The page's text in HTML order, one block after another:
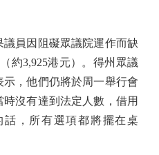
員因阻礙眾議院運作而缺
約3,925港元）。得州眾議
，他們仍將於周一舉行會
沒有達到法定人數，借用
，所有選項都將擺在桌